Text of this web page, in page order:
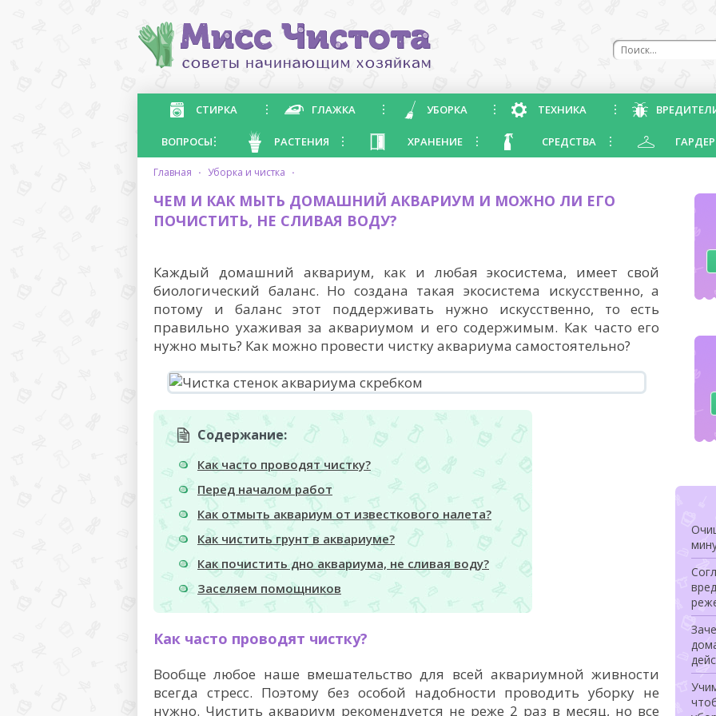
СТИРКА ГЛАЖКА УБОРКА ТЕХНИКА
ВОПРОСЫ РАСТЕНИЯ ХРАНЕНИЕ СРЕДСТВА
главная · уборка и чистка ·
ЧЕМ И КАК МЫТЬ ДОМАШНИЙ АКВАРИУМ И МОЖНО ЛИ ЕГО
ПОЧИСТИТЬ, НЕ СЛИВАЯ ВОДУ?
Каждый домашний аквариум, как и любая экосистема, имеет свой
биологический баланс. Но создана такая экосистема искусственно, а
потому и баланс этот поддерживать нужно искусственно, то есть
правильно ухаживая за аквариумом и его содержимым. Как часто его
нужно мыть? Как можно провести чистку аквариума самостоятельно?
Содержание:
Как часто проводят чистку?
Перед началом работ
Как отмыть аквариум от известкового налета?
Как чистить грунт в аквариуме?
Как почистить дно аквариума, не сливая воду?
Заселяем помощников
Как часто проводят чистку?
Вообще любое наше вмешательство для всей аквариумной живности
всегда стресс. Поэтому без особой надобности проводить уборку не
нужно. Чистить аквариум рекомендуется не реже 2 раз в месяц, но все